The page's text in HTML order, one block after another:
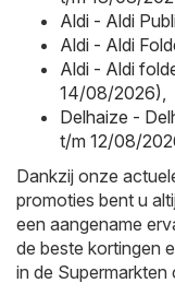
Aldi - Aldi
Aldi - Aldi
Aldi - Aldi
14/08/2026),
Delhaize -
t/m 12/08/
Dankzij onze
promoties bent u
een aangename
de beste kortingen
in de